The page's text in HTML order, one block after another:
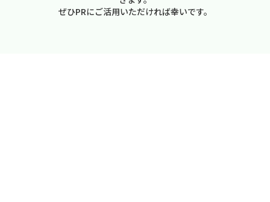
ぜひPRにご活用いただければ幸いです。